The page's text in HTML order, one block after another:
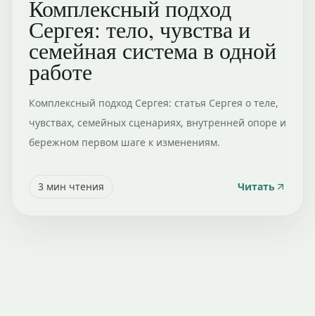
Комплексный подход
Сергея: тело, чувства и
семейная система в одной
работе
Комплексный подход Сергея: статья Сергея о теле,
чувствах, семейных сценариях, внутренней опоре и
бережном первом шаге к изменениям.
3 мин чтения Читать